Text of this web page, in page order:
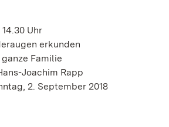
Uhr
erkunden
Familie
Joachim Rapp
2. September 2018